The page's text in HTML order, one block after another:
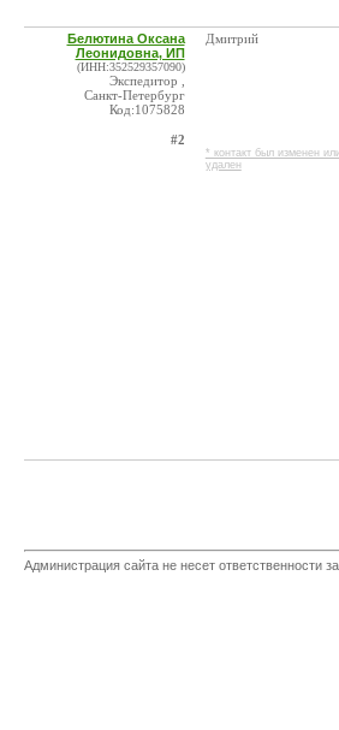
Белютина Оксана
Леонидовна, ИП
(ИНН:352529357090)
Экспедитор ,
Санкт-Петербург
Код:1075828
#2
Дмитрий
* контакт был изменен
удален
Администрация сайта не несет